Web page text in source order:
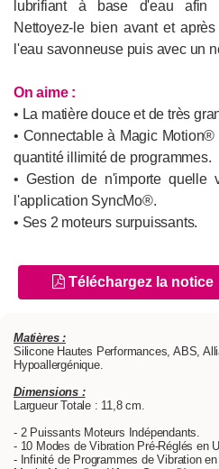
lubrifiant à base d'eau afin
Nettoyez-le bien avant et
l'eau savonneuse puis avec un
On aime :
• La matière douce et de très
• Connectable à Magic
quantité illimité de programmes.
• Gestion de n'importe
l'application SyncMo®.
• Ses 2 moteurs surpuissants.
Téléchargez la notice
Matières :
Silicone Hautes Performances, ABS,
Hypoallergénique.
Dimensions :
Largueur Totale : 11,8 cm.
- 2 Puissants Moteurs Indépendants.
- 10 Modes de Vibration Pré-Réglés en
- Infinité de Programmes de Vibration